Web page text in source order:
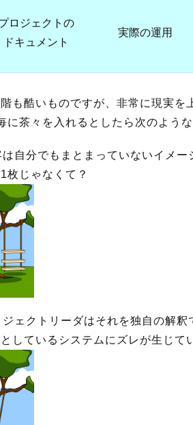
ロジェクトの
ドキュメント
実際の運用
も酷いものですが、非常に現実を
に茶々を入れるとしたら次のような
は自分でもまとまっていないイメ
じゃなくて？
ェクトリーダはそれを独自の解
しているシステムにズレが生じ